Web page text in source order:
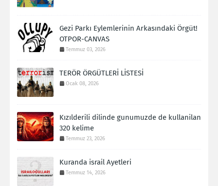
Gezi Parkı Eylemlerinin Arkasındaki Örgüt!
OTPOR-CANVAS
Temmuz 03, 2026
TERÖR ÖRGÜTLERİ LİSTESİ
Ocak 08, 2026
Kızılderili dilinde gunumuzde de kullanilan
320 kelime
Temmuz 23, 2026
Kuranda israil Ayetleri
Temmuz 14, 2026